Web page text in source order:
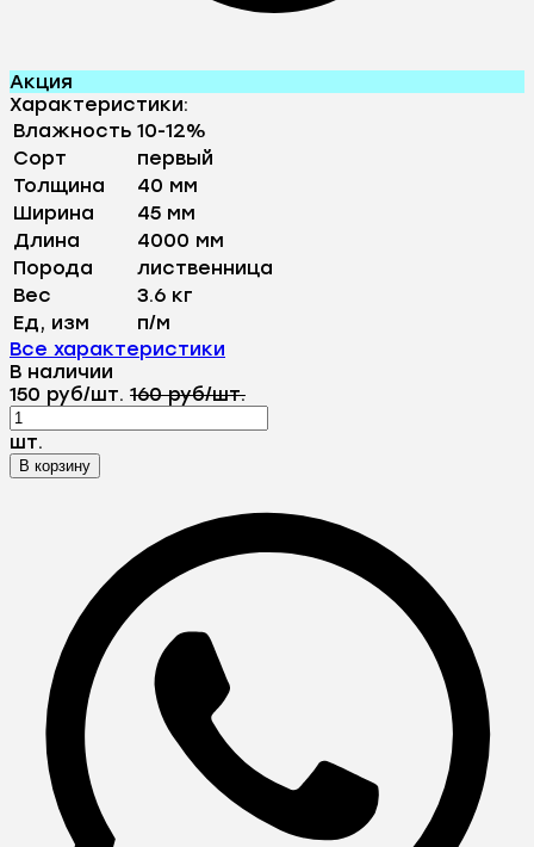
Акция
Характеристики:
Влажность 10-12%
Сорт
первый
Толщина
40 мм
Ширина
45 мм
Длина
4000 мм
Порода
лиственница
Вес
3.6 кг
Ед, изм
п/м
Все характеристики
В наличии
150 руб/шт. 160 руб/шт.
шт.
В корзину